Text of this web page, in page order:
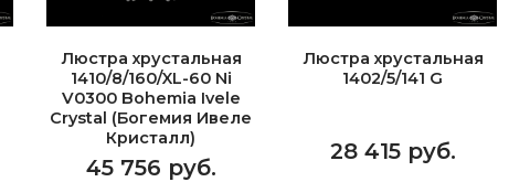
Люстра хрустальная
1410/8/160/XL-60 Ni
V0300 Bohemia Ivele
Crystal (Богемия Ивеле
Кристалл)
45 756 руб.
Люстра хрустальная
1402/5/141 G
28 415 руб.